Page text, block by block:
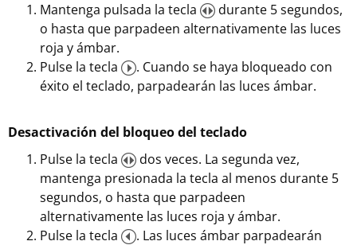
Mantenga pulsada la tecla
durante 5 segundos,
o hasta que parpadeen alternativamente las luces
roja y ámbar.
Pulse la tecla
. Cuando se haya bloqueado con
éxito el teclado, parpadearán las luces ámbar.
Desactivación del bloqueo del teclado
Pulse la tecla
dos veces. La segunda vez,
mantenga presionada la tecla al menos durante 5
segundos, o hasta que parpadeen
alternativamente las luces roja y ámbar.
Pulse la tecla
. Las luces ámbar parpadearán